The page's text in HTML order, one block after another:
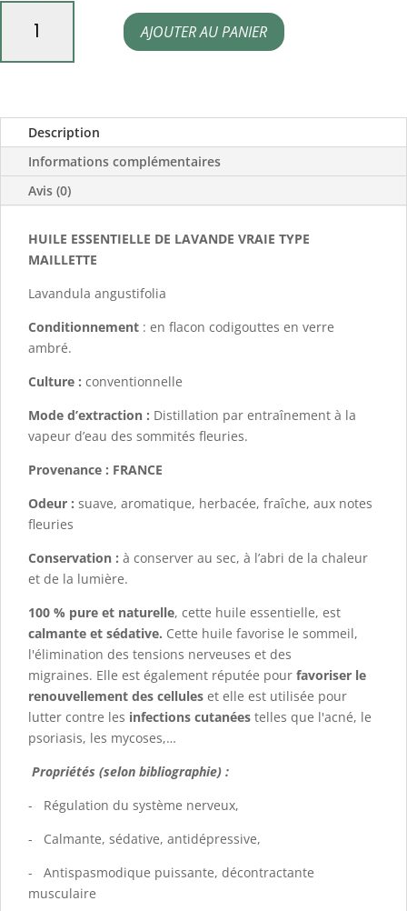
Huile
Lavande
maillette
AJOUTER AU PANIER
Description
Informations complémentaires
Avis (0)
HUILE ESSENTIELLE DE LAVANDE VRAIE TYPE
MAILLETTE
Lavandula angustifolia
Conditionnement : en flacon codigouttes en verre
ambré.
Culture : conventionnelle
Mode d’extraction : Distillation par entraînement à la
vapeur d’eau des sommités fleuries.
Provenance : FRANCE
Odeur : suave, aromatique, herbacée, fraîche, aux notes
fleuries
Conservation : à conserver au sec, à l’abri de la chaleur
et de la lumière.
100 % pure et naturelle, cette huile essentielle, est
calmante et sédative. Cette huile favorise le sommeil,
l'élimination des tensions nerveuses et des
migraines. Elle est également réputée pour favoriser le
renouvellement des cellules et elle est utilisée pour
lutter contre les infections cutanées telles que l'acné, le
psoriasis, les mycoses,…
Propriétés (selon bibliographie) :
- Régulation du système nerveux,
- Calmante, sédative, antidépressive,
- Antispasmodique puissante, décontractante
musculaire